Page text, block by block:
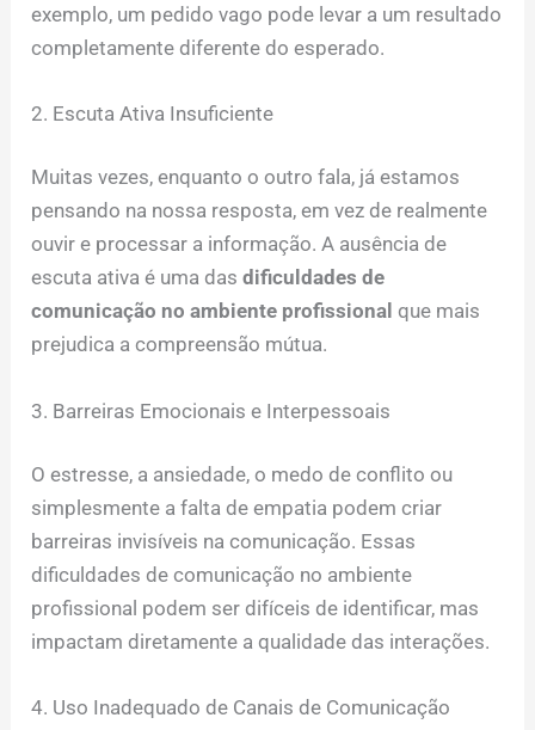
exemplo, um pedido vago pode levar a um resultado
completamente diferente do esperado.
2. Escuta Ativa Insuficiente
Muitas vezes, enquanto o outro fala, já estamos
pensando na nossa resposta, em vez de realmente
ouvir e processar a informação. A ausência de
escuta ativa é uma dasdificuldades de
comunicação no ambiente profissional que mais
prejudica a compreensão mútua.
3. Barreiras Emocionais e Interpessoais
O estresse, a ansiedade, o medo de conflito ou
simplesmente a falta de empatia podem criar
barreiras invisíveis na comunicação. Essas
dificuldades de comunicação no ambiente
profissional podem ser difíceis de identificar, mas
impactam diretamente a qualidade das interações.
4. Uso Inadequado de Canais de Comunicação